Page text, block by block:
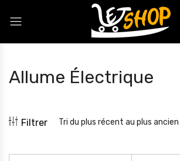
Allume Électrique
Filtrer Tri du plus récent au plus ancien